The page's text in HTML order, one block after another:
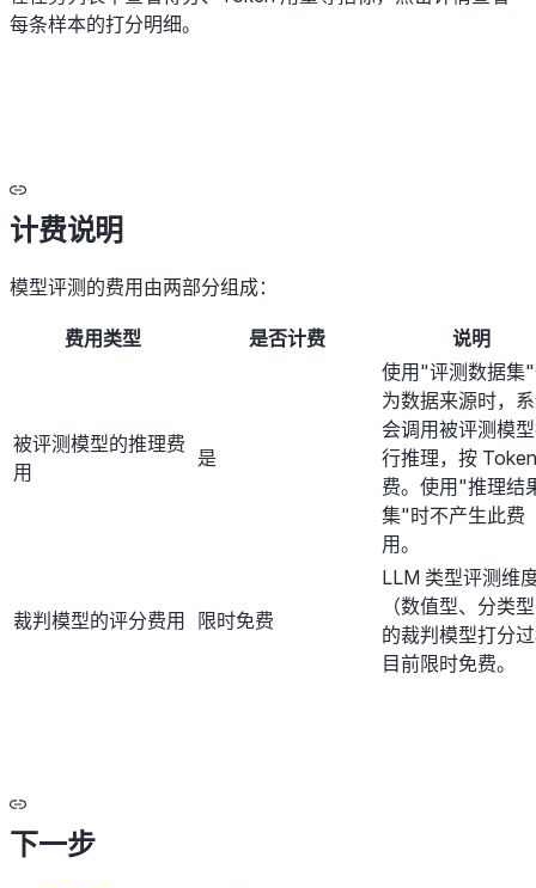
每条样本的打分明细。
计费说明
模型评测的费用由两部分组成：
费用类型 是否计费 说明
被评测模型的推理费
用
是
使用"评测数据集
为数据来源时，
会调用被评测模
行推理，按
费。使用"推理结
集"时不产生此费
用。
裁判模型的评分费用 限时免费
LLM 类型评测维
（数值型、分类
的裁判模型打分
目前限时免费。
下一步